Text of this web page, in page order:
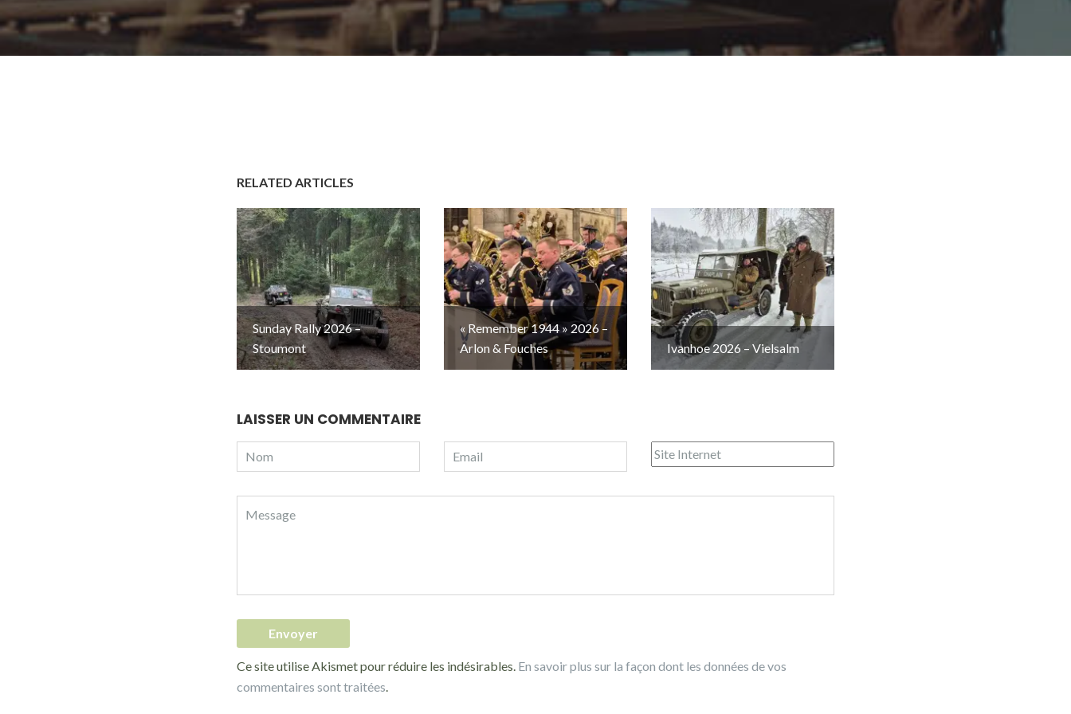
RELATED ARTICLES
Sunday Rally 2026 –
Stoumont
« Remember 1944 » 2026 –
Arlon & Fouches
Ivanhoe 2026 – Vielsalm
LAISSER UN COMMENTAIRE
Ce site utilise Akismet pour réduire les indésirables. En savoir plus sur la façon dont les données de vos
commentaires sont traitées.